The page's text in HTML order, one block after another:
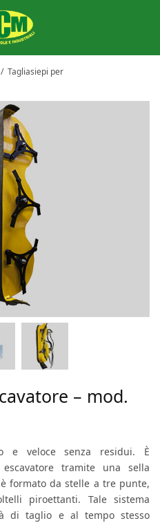
/ Tagliasiepi per
– mod.
e veloce senza residui. È
tramite una sella
formato da stelle a tre punte,
piroettanti. Tale sistema
di taglio e al tempo stesso